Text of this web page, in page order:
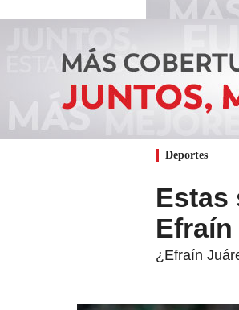
Deportes
Estas
¿Efraín